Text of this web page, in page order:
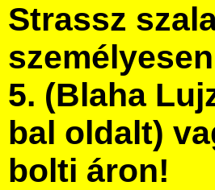
Strassz
5. (Blaha
bal oldalt)
bolti áron!